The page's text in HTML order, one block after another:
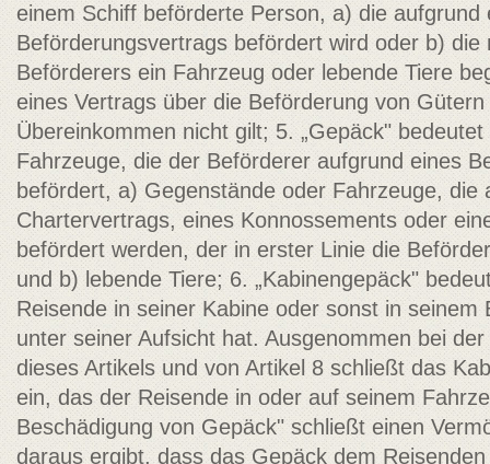
einem Schiff beförderte Person, a) die aufgrund
Beförderungsvertrags befördert wird oder b) die
Beförderers ein Fahrzeug oder lebende Tiere
eines Vertrags über die Beförderung von
Übereinkommen nicht gilt; 5. „Gepäck"
Fahrzeuge, die der Beförderer aufgrund eines
befördert, a) Gegenstände oder Fahrzeuge, die
Chartervertrags, eines Konnossements oder
befördert werden, der in erster Linie die
und b) lebende Tiere; 6. „Kabinengepäck"
Reisende in seiner Kabine oder sonst in
unter seiner Aufsicht hat. Ausgenommen bei
dieses Artikels und von Artikel 8 schließt das
ein, das der Reisende in oder auf seinem
Beschädigung von Gepäck" schließt einen
daraus ergibt, dass das Gepäck dem